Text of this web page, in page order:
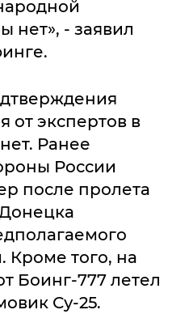
нет», - заявил
от экспертов в
Ранее
России
после пролета
Кроме того, на
Боинг-777 летел
Су-25.